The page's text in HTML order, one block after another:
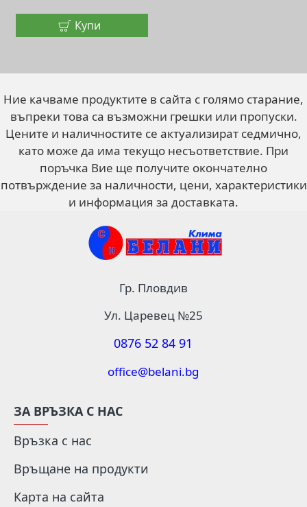
Купи
Ние качваме продуктите в сайта с голямо старание,
въпреки това са възможни грешки или пропуски.
Цените и наличностите се актуализират седмично,
като може да има текущо несъответствие. При
поръчка Вие ще получите окончателно
потвърждение за наличности, цени, характеристики
и информация за доставката.
Гр. Пловдив
Ул. Царевец №25
0876 52 84 91
office@belani.bg
ЗА ВРЪЗКА С НАС
Връзка с нас
Връщане на продукти
Карта на сайта